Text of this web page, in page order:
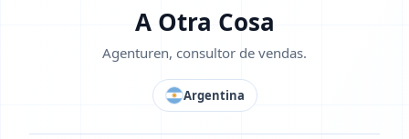
A Otra Cosa
Agenturen, consultor de vendas.
Argentina